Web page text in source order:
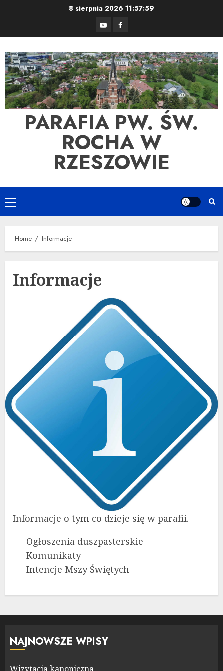
8 sierpnia 2026 11:57:59
YouTubeFacebook
PARAFIA PW. ŚW.
ROCHA W
RZESZOWIE
Primary
Menu
Home Informacje
Informacje
Informacje o tym co dzieje się w parafii.
Ogłoszenia duszpasterskie
Komunikaty
Intencje Mszy Świętych
NAJNOWSZE WPISY
Wizytacja kanoniczna